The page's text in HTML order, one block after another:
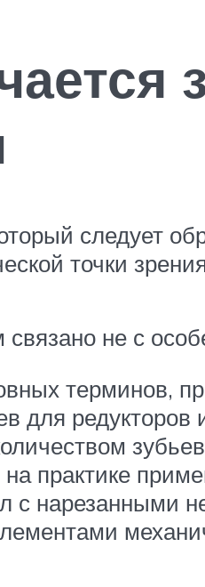
следует
точки
не с
терминов,
для
практике
с нарезанными